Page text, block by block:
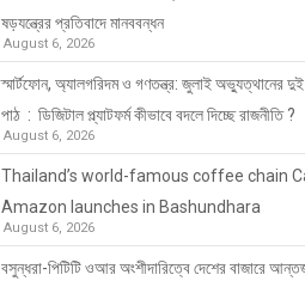
ষড়যন্ত্রের প্রতিবাদে মানববন্ধন
August 6, 2026
স্মার্টফোন, অ্যালগরিদম ও গণতন্ত্র: জুলাই অভ্যুত্থানের
পাঠ : ডিজিটাল প্ল্যাটফর্ম কীভাবে বদলে দিচ্ছে রাজনীতি ?
August 6, 2026
Thailand’s world-famous coffee chain
Amazon launches in Bashundhara
August 6, 2026
বসুন্ধরা-পিটিটি ওআর অংশীদারিত্বে দেশের বাজারে